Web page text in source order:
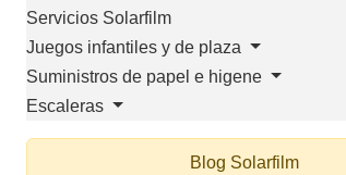
Servicios Solarfilm
Juegos infantiles y de plaza
Suministros de papel e higene
Escaleras
Blog Solarfilm